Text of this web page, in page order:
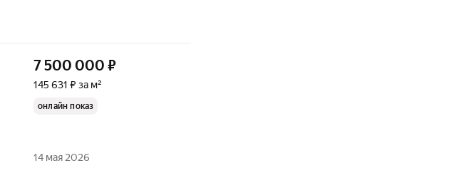
7 500 000 ₽
145 631 ₽ за м²
онлайн показ
14 мая 2026